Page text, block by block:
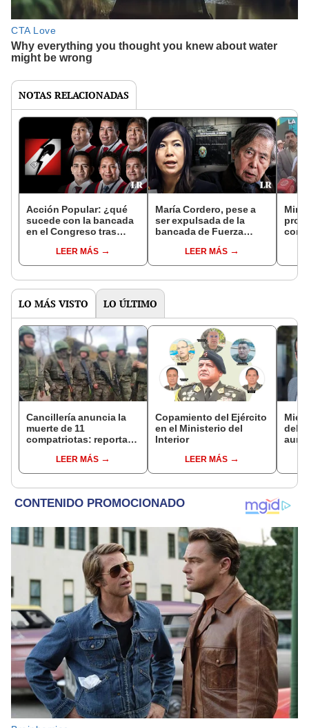
NOTAS RELACIONADAS
Acción Popular: ¿qué
sucede con la bancada
en el Congreso tras
miembros?LEER MÁS
María Cordero, pese a
ser expulsada de la
bancada de Fuerza
a Alberto Fujimori
LEER MÁS
LO MÁS VISTO LO ÚLTIMO
Cancillería anuncia la
muerte de 11
compatriotas: reportan
capturados por Ucrania
LEER MÁS
Copamiento del Ejército
en el Ministerio del
Interior
LEER MÁS
del